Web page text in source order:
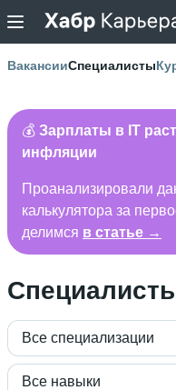
ВакансииСпециалисты
💰 Зарплаты в IT
инфляции
Проанализировали
калькулятора за
делимся в статье →
Все специализации
Все навыки